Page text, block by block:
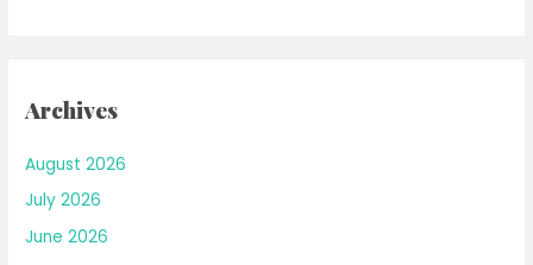
Archives
August 2026
July 2026
June 2026